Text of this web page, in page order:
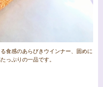
食感のあらびきウインナー、固めに
っぷりの一品です。